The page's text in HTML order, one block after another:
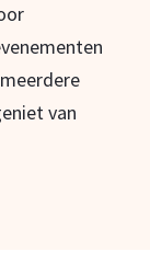
van